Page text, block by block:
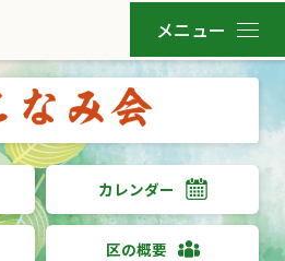
カレンダー
区の概要